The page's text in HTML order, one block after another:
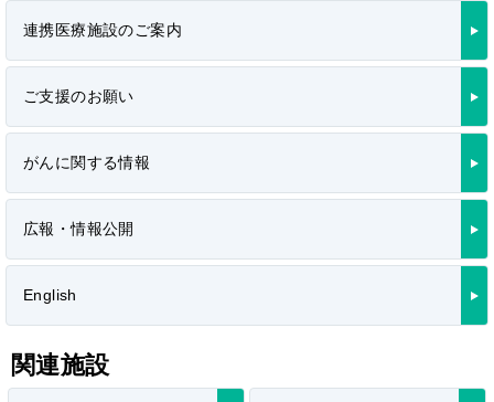
連携医療施設のご案内
ご支援のお願い
がんに関する情報
広報・情報公開
English
関連施設